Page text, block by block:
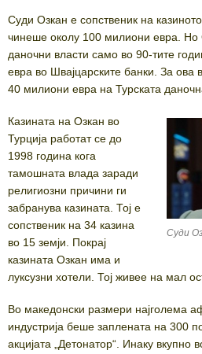
Суди Озкан е сопственик на
чинеше околу 100 милиони евра. Но
даночни власти само во 90-тите
евра во Швајцарските банки. За ова
40 милиони евра на Турската
Суди
Казината на Озкан во
Турција работат се до
1998 година кога
тамошната влада заради
религиозни причини ги
забранува казината. Тој е
сопственик на 34 казина
во 15 земји. Покрај
казината Озкан има и
луксузни хотели. Тој живее на мал
Во македонски размери најголема
индустрија беше заплената на 300
акцијата „Детонатор“. Инаку